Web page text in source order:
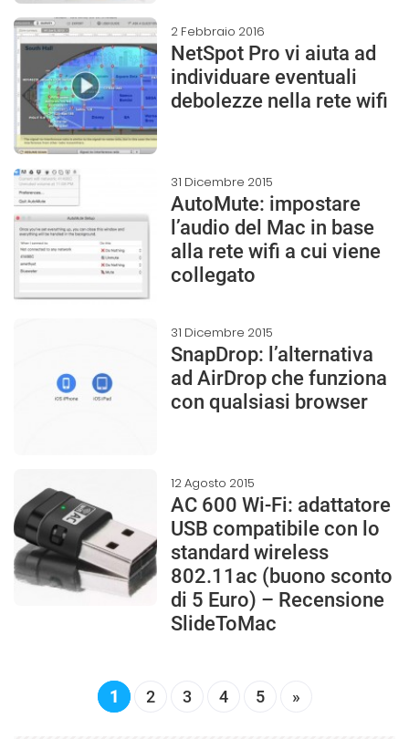
2 Febbraio 2016
NetSpot Pro vi aiuta ad
individuare eventuali
debolezze nella rete wifi
31 Dicembre 2015
AutoMute: impostare
l’audio del Mac in base
alla rete wifi a cui viene
collegato
31 Dicembre 2015
SnapDrop: l’alternativa
ad AirDrop che funziona
con qualsiasi browser
12 Agosto 2015
AC 600 Wi-Fi: adattatore
USB compatibile con lo
standard wireless
802.11ac (buono sconto
di 5 Euro) – Recensione
SlideToMac
1 2 3 4 5 »